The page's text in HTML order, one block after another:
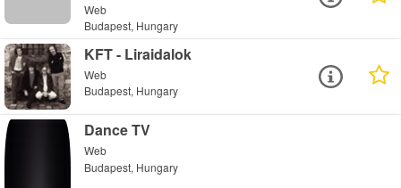
Web
Budapest, Hungary
KFT - Liraidalok
Web
Budapest, Hungary
Dance TV
Web
Budapest, Hungary